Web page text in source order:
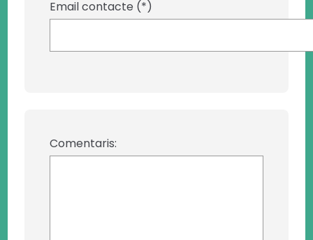
Email contacte (*)
Comentaris: